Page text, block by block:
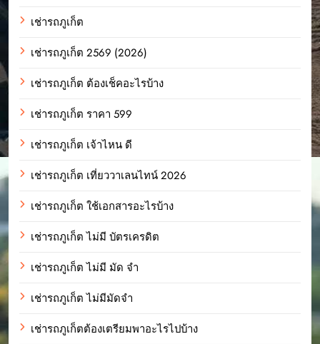
เช่ารถภูเก็ต
เช่ารถภูเก็ต 2569 (2026)
เช่ารถภูเก็ต ต้องเช็คอะไรบ้าง
เช่ารถภูเก็ต ราคา 599
เช่ารถภูเก็ต เจ้าไหน ดี
เช่ารถภูเก็ต เที่ยววาเลนไทน์ 2026
เช่ารถภูเก็ต ใช้เอกสารอะไรบ้าง
เช่ารถภูเก็ต ไม่มี บัตรเครดิต
เช่ารถภูเก็ต ไม่มี มัด จํา
เช่ารถภูเก็ต ไม่มีมัดจำ
เช่ารถภูเก็ตต้องเตรียมพาอะไรไปบ้าง